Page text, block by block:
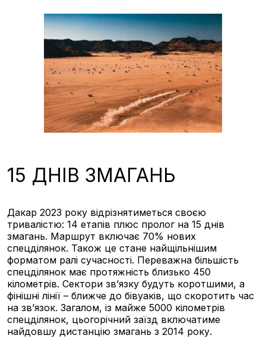
15 ДНІВ ЗМАГАНЬ
Дакар 2023 року відрізнятиметься своєю
тривалістю: 14 етапів плюс пролог на 15 днів
змагань. Маршрут включає 70% нових
спецділянок. Також це стане найщільнішим
форматом ралі сучасності. Переважна більшість
спецділянок має протяжність близько 450
кілометрів. Сектори зв’язку будуть коротшими, а
фінішні лінії – ближче до бівуаків, що скоротить час
на зв’язок. Загалом, із майже 5000 кілометрів
спецділянок, цьогорічний заїзд включатиме
найдовшу дистанцію змагань з 2014 року.